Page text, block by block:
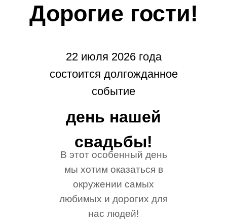
Дорогие гости!
22 июля 2026 года
состоится долгожданное
событие
В этот особенный день
мы хотим оказаться в
окружении самых
любимых и дорогих для
нас людей!
день нашей
свадьбы!